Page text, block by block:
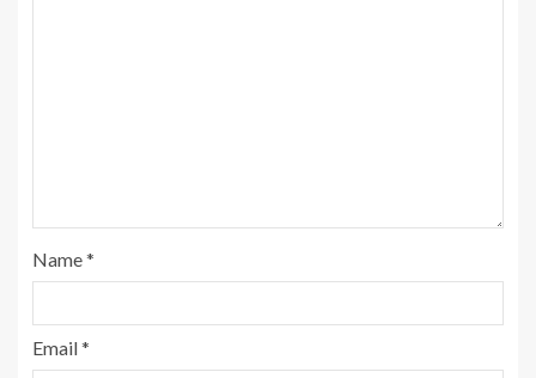
Name*
Email*